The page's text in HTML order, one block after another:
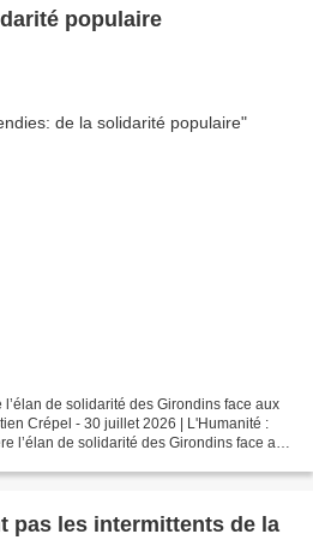
populaire
de solidarité des Girondins face aux
Crépel - 30 juillet 2026 | L'Humanité :
l’élan de solidarité des Girondins face aux
pas les intermittents de la